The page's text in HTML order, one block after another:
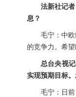
法新社记
息？
毛宁：中
的竞争力。希
总台央视
实现预期目标
毛宁：日